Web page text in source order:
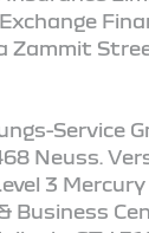
Zammit
Service
Neuss.
3 Mercury
Business